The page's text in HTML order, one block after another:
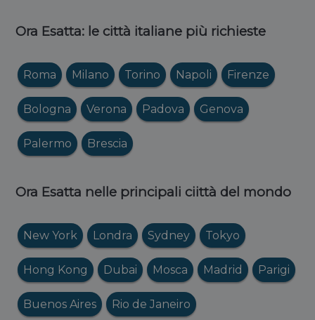
Ora Esatta: le città italiane più richieste
Roma Milano Torino Napoli Firenze
Bologna Verona Padova Genova
Palermo Brescia
Ora Esatta nelle principali ciittà del mondo
New York Londra Sydney Tokyo
Hong Kong Dubai Mosca Madrid Parigi
Buenos Aires Rio de Janeiro